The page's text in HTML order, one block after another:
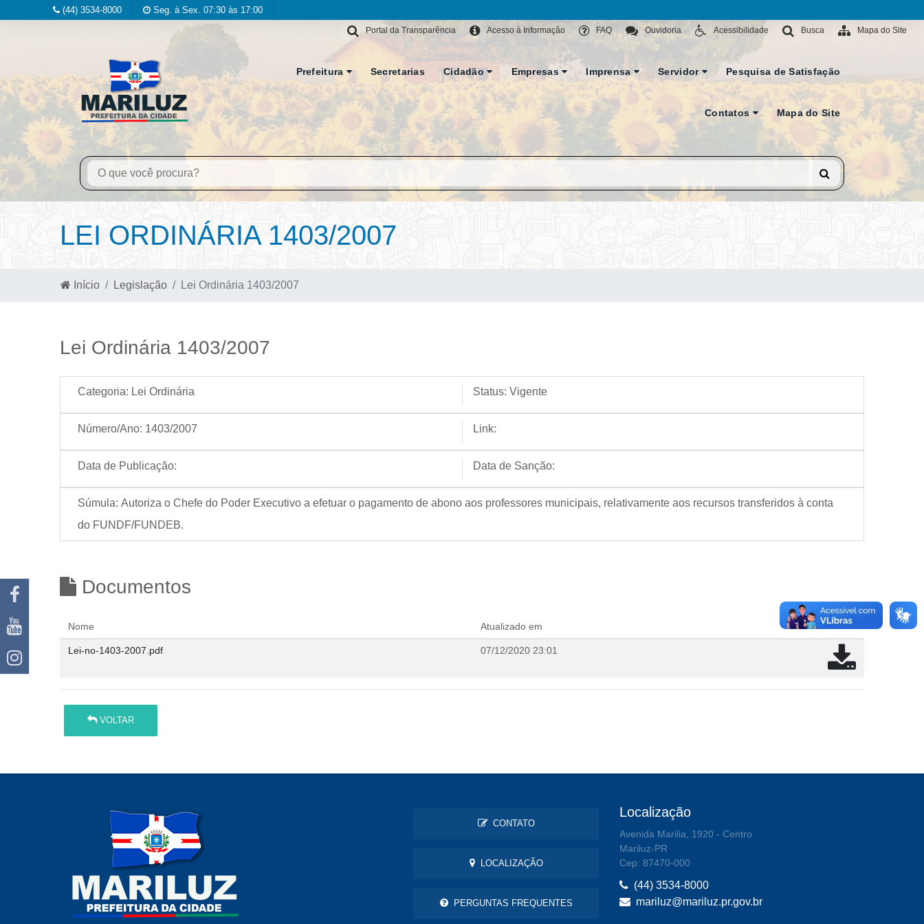
(44) 3534-8000 Seg. à Sex. 07:30 às 17:00
Mapa do Site
Busca
Acessibilidade
Ouvidoria
FAQ
Acesso à Informação
Portal da Transparência
Prefeitura Secretarias Cidadão Empresas Imprensa Servidor Pesquisa de Satisfação
Contatos Mapa do Site
LEI ORDINÁRIA 1403/2007
Início Legislação Lei Ordinária 1403/2007
Lei Ordinária 1403/2007
Categoria: Lei Ordinária Status: Vigente
Número/Ano: 1403/2007 Link:
Data de Publicação: Data de Sanção:
Súmula: Autoriza o Chefe do Poder Executivo a efetuar o pagamento de abono aos professores municipais, relativamente aos recursos transferidos à conta
do FUNDF/FUNDEB.
Documentos
Nome Atualizado em
Lei-no-1403-2007.pdf 07/12/2020 23:01
VOLTAR
CONTATO
LOCALIZAÇÃO
PERGUNTAS FREQUENTES
Localização
Avenida Marilia, 1920 - Centro
Mariluz-PR
Cep: 87470-000
(44) 3534-8000
mariluz@mariluz.pr.gov.br